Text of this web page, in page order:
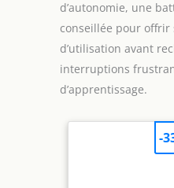
d’autonomie, une
conseillée pour
d’utilisation avant
interruptions
d’apprentissage.
-